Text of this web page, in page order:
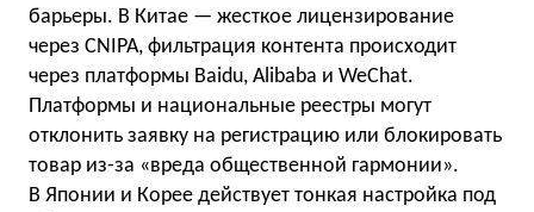
барьеры. В Китае — жесткое лицензирование
через CNIPA, фильтрация контента происходит
через платформы Baidu, Alibaba и WeChat.
Платформы и национальные реестры могут
отклонить заявку на регистрацию или блокировать
товар из-за «вреда общественной гармонии».
В Японии и Корее действует тонкая настройка под